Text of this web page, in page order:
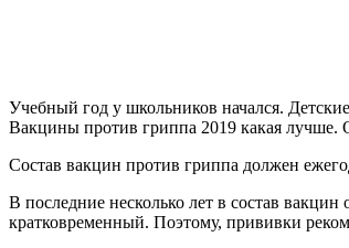
Учебный год у школьников начался.
Вакцины против гриппа 2019 какая лучше.
Состав вакцин против гриппа должен
В последние несколько лет в состав
кратковременный. Поэтому, прививки